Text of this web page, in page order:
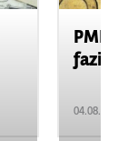
PMI:
fazie
04.08.2026